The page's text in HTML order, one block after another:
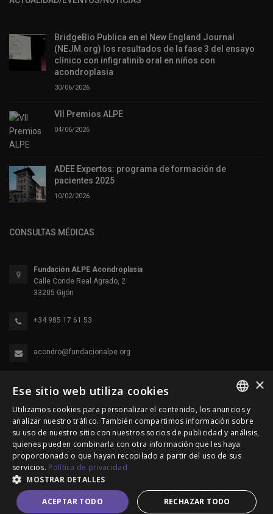
BridgeBio Publica en el New England Journal
(NEJM.org) los resultados de la fase 3 del ensayo
clínico con infigratinib oral en niños con
acondroplasia
30/06/2026
VII Premios ALPE
04/06/2026
ADEE Expertos: programa de formación de
pacientes 2025
10/02/2026
CONSULTAS MÉDICAS
Fundación ALPE Acondroplasia
Calle Conde Real Agrado, 2
33205 Gijón
+34 985 17 61 53
acondro@fundacionalpe.org
© 2000-2026 Fundación Alpe Acondroplasia. Reservados
todos los derechos.
Política de Privacidad |
SPANISH
ENGLISH
PORTUGUESE
×
Ese sitio web utiliza cookies
Utilizamos cookies para personalizar el contenido, los anuncios y
analizar nuestro tráfico. También compartimos información sobre
su uso de nuestro sitio con nuestros socios de publicidad y análisis,
quienes pueden combinarla con otra información que les haya
proporcionado o que hayan recopilado a partir del uso de sus
servicios. Política de privacidad
MOSTRAR DETALLES
ACEPTAR TODO RECHAZAR TODO